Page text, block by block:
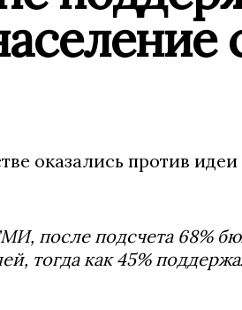
оказались против идеи
после подсчета 68%
тогда как 45%